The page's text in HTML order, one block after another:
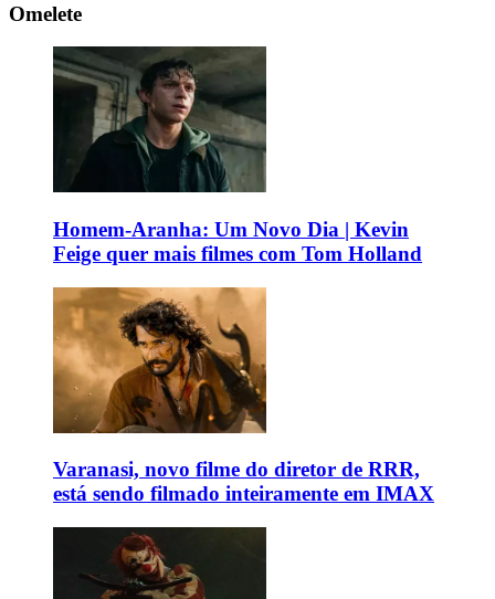
Omelete
Homem-Aranha: Um Novo Dia | Kevin
Feige quer mais filmes com Tom Holland
Varanasi, novo filme do diretor de RRR,
está sendo filmado inteiramente em IMAX